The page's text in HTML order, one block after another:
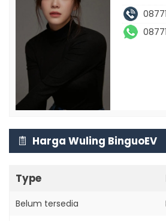
Harga Wuling BinguoEV
Type
Belum tersedia